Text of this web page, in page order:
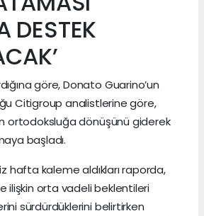
DESTEK
göre, Donato Guarino’un
Citigroup analistlerine göre,
ortodoksluğa dönüşünü giderek
başladı.
hafta kaleme aldıkları raporda,
ilişkin orta vadeli beklentileri
sürdürdüklerini belirtirken